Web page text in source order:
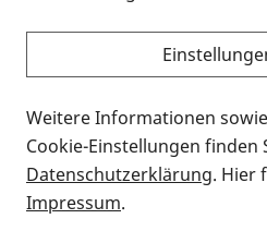
Sie möchten wissen, wie
suchen und dieses
können? Schauen Sie sich
Thema Infomaterial auf der
für blinde und
Auf dieser Seite finden Sie
Weitere Informationen
Cookie-Einstellungen finden
Datenschutzerklärung. Hier
Impressum.